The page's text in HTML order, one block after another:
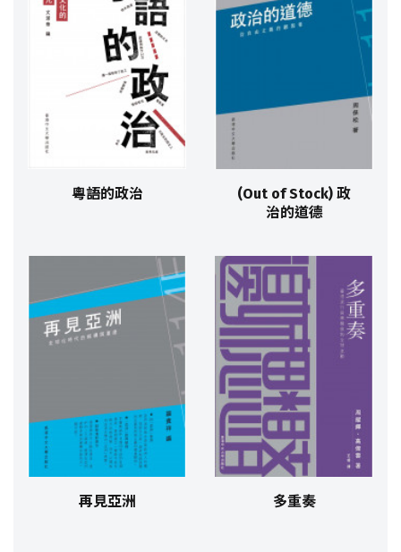
粵語的政治
(Out of Stock) 政
治的道德
再見亞洲 多重奏